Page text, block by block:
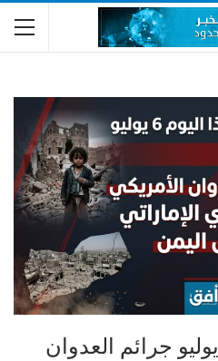
في مثل هذا اليوم 6 يوليو جرائم العدوان